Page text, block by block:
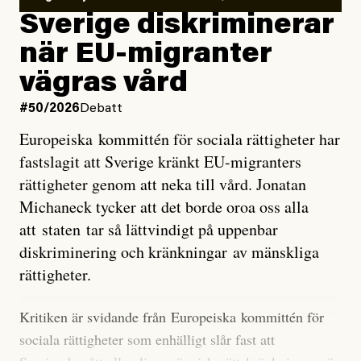
utveckla sig. El Niño är ett återkommande
väderfenomen som uppstår när havsvattnet i delar av
Stilla havet blir ovanligt varmt. Det påverkar vädret
över stora delar av världen och under
forskare allt oftare varnat för att den här El Niñon
Det verkar vara en underdrift, menar nu Zeke
Hausfather.
”Det ser ut som att årets El Niño inte bara med stor
sannolikhet kommer att bli den starkaste sedan
tillförlitliga mätningar inleddes – den kan till och med
marginal”, skriver han.
Sverige diskriminerar
när EU-migranter
vägras vård
#50/2026 Debatt
Europeiska kommittén för sociala rättigheter har
fastslagit att Sverige kränkt EU-migranters
rättigheter genom att neka till vård. Jonatan
Michaneck tycker att det borde oroa oss alla
att staten tar så lättvindigt på uppenbar
diskriminering och kränkningar av mänskliga
rättigheter.
Kritiken är svidande från Europeiska kommittén för
sociala rättigheter som enhälligt slår fast att